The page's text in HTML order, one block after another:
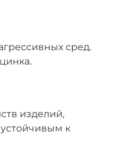
сред.
изделий,
к